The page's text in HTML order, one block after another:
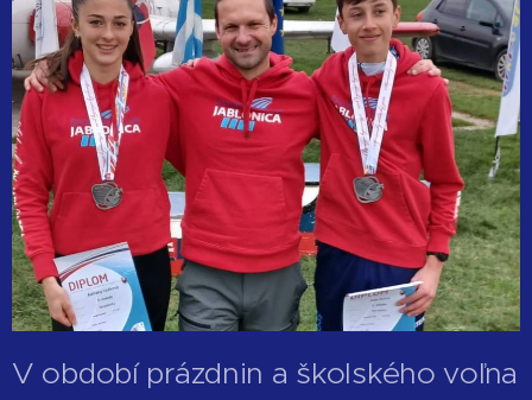
V období prázdnin a školského voľna